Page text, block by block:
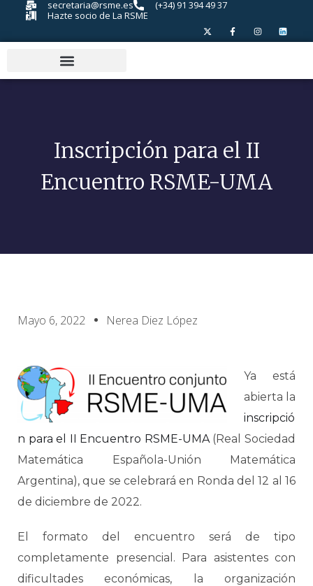
secretaria@rsme.es
(+34) 91 394 49 37
Hazte socio de La RSME
Inscripción para el II
Encuentro RSME-UMA
Mayo 6, 2022 Nerea Diez López
Ya está
abierta la
inscripció
n para el II Encuentro RSME-UMA(Real Sociedad
Matemática Española-Unión Matemática
Argentina), que se celebrará en Ronda del 12 al 16
de diciembre de 2022.
El formato del encuentro será de tipo
completamente presencial. Para asistentes con
dificultades económicas, la organización